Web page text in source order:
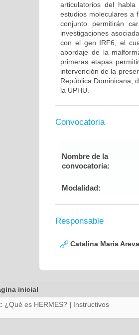
articulatorios del
estudios moleculares a
conjunto permitirán
investigaciones
con el gen IRF6, el
abordaje de la
primeras etapas
intervención de la
República Dominicana,
la UPHU.
Convocatoria
Nombre de la
convocatoria:
Modalidad:
Responsable
Catalina Maria
inicial
¿Qué es HERMES? | Instructivos